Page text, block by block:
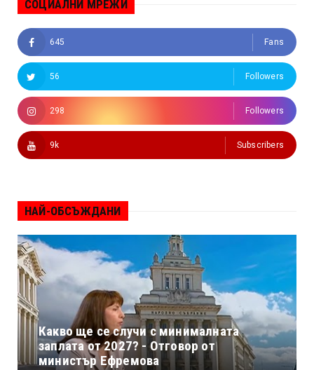
СОЦИАЛНИ МРЕЖИ
645 Fans
56 Followers
298 Followers
9k Subscribers
НАЙ-ОБСЪЖДАНИ
Какво ще се случи с минималната
заплата от 2027? - Отговор от
министър Ефремова